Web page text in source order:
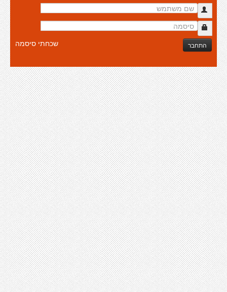
התחבר שכחתי סיסמה